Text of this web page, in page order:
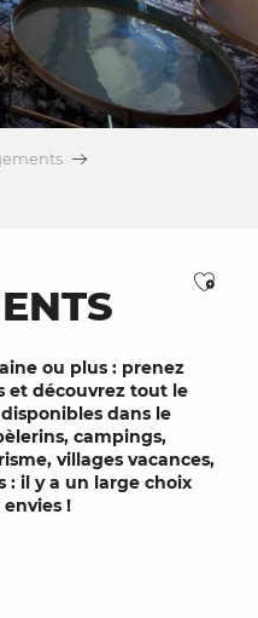
ou plus : prenez
et découvrez tout le
dans le
campings,
villages vacances,
: il y a un large choix
!